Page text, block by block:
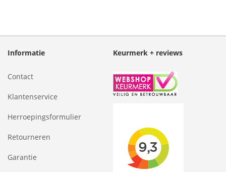
Informatie
Contact
Klantenservice
Herroepingsformulier
Retourneren
Garantie
Keurmerk + reviews